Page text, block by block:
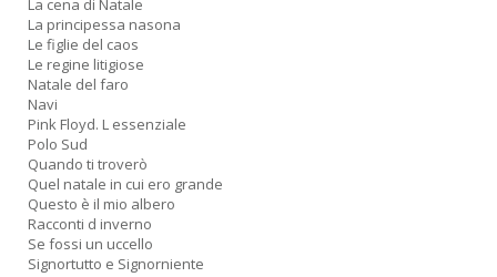
La cena di Natale
La principessa nasona
Le figlie del caos
Le regine litigiose
Natale del faro
Navi
Pink Floyd. L essenziale
Polo Sud
Quando ti troverò
Quel natale in cui ero grande
Questo è il mio albero
Racconti d inverno
Se fossi un uccello
Signortutto e Signorniente